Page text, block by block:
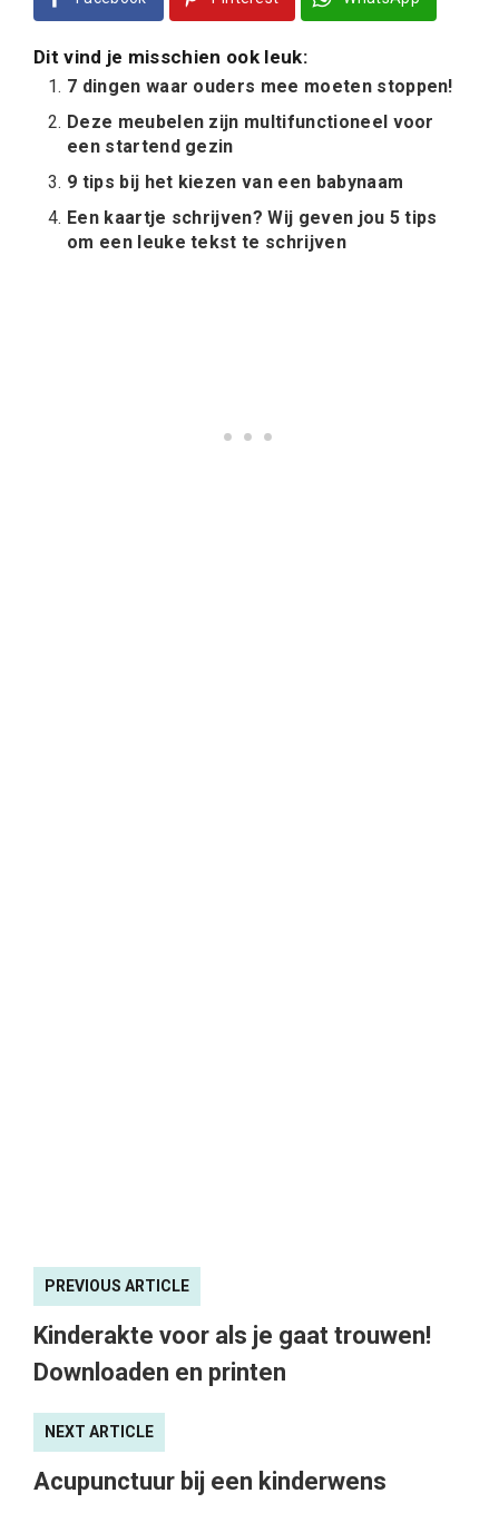
Dit vind je misschien ook leuk:
7 dingen waar ouders mee moeten stoppen!
Deze meubelen zijn multifunctioneel voor
een startend gezin
9 tips bij het kiezen van een babynaam
Een kaartje schrijven? Wij geven jou 5 tips
om een leuke tekst te schrijven
PREVIOUS ARTICLE
Kinderakte voor als je gaat trouwen!
Downloaden en printen
NEXT ARTICLE
Acupunctuur bij een kinderwens